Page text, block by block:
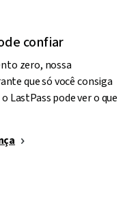
confiar
zero, nossa
que só você consiga
LastPass pode ver o que